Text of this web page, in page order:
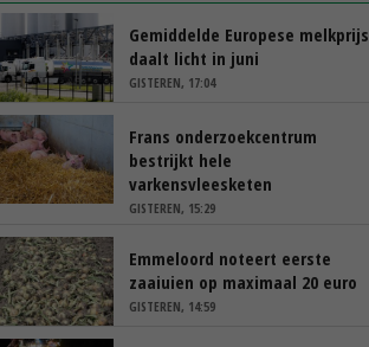
Gemiddelde Europese melkprijs
daalt licht in juni
GISTEREN, 17:04
Frans onderzoekcentrum
bestrijkt hele
varkensvleesketen
GISTEREN, 15:29
Emmeloord noteert eerste
zaaiuien op maximaal 20 euro
GISTEREN, 14:59